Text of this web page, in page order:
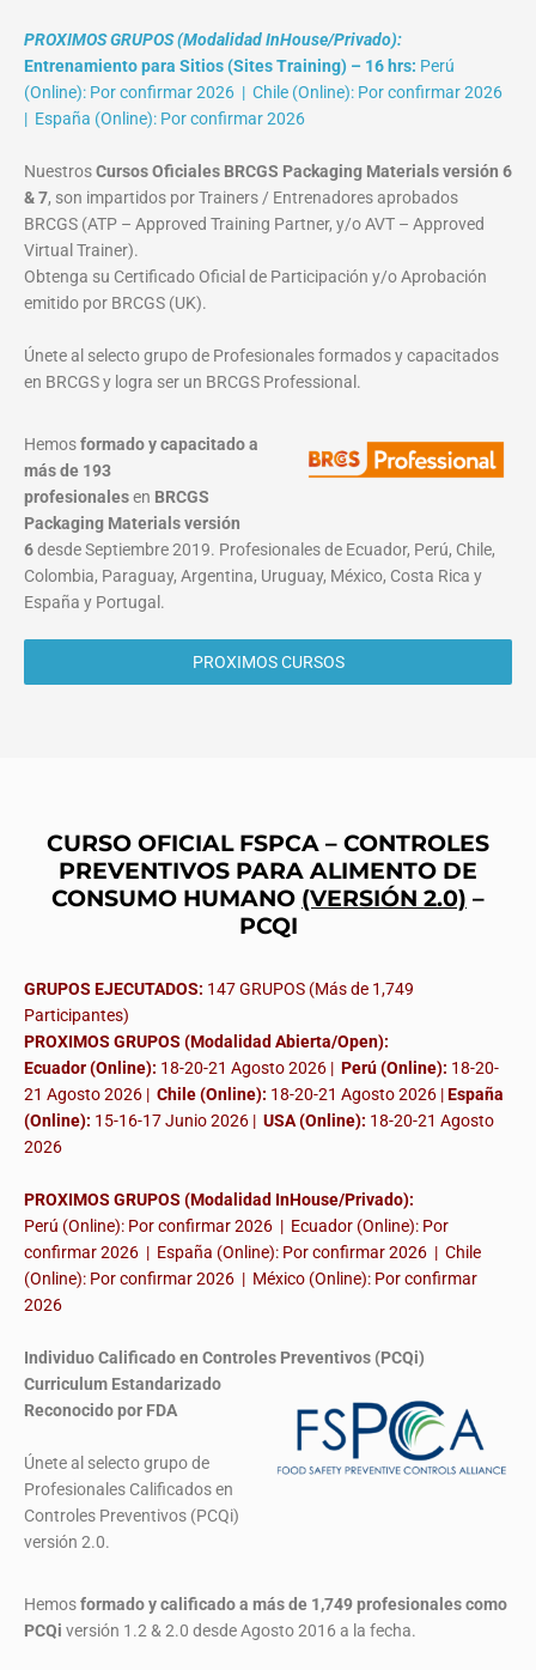
PROXIMOS GRUPOS (Modalidad InHouse/Privado):
Entrenamiento para Sitios (Sites Training) – 16 hrs: Perú
(Online): Por confirmar 2026 | Chile (Online): Por confirmar 2026
| España (Online): Por confirmar 2026
NuestrosCursos Oficiales BRCGS Packaging Materials versión 6
& 7, son impartidos por Trainers / Entrenadores aprobados
BRCGS (ATP – Approved Training Partner, y/o AVT – Approved
Virtual Trainer).
Obtenga su Certificado Oficial de Participación y/o Aprobación
emitido por BRCGS (UK).
Únete al selecto grupo de Profesionales formados y capacitados
en BRCGS y logra ser un BRCGS Professional.
Hemosformado y capacitado a
más de 193
profesionalesen BRCGS
Packaging Materialsversión
6desde Septiembre 2019. Profesionales de Ecuador, Perú, Chile,
Colombia, Paraguay, Argentina, Uruguay, México, Costa Rica y
España y Portugal.
PROXIMOS CURSOS
CURSO OFICIAL FSPCA – CONTROLES
PREVENTIVOS PARA ALIMENTO DE
CONSUMO HUMANO (VERSIÓN 2.0) –
PCQI
GRUPOS EJECUTADOS: 147 GRUPOS (Más de 1,749
Participantes)
PROXIMOS GRUPOS (Modalidad Abierta/Open):
Ecuador (Online): 18-20-21 Agosto 2026 | Perú (Online): 18-20-
21 Agosto 2026 | Chile (Online): 18-20-21 Agosto 2026 |España
(Online): 15-16-17 Junio 2026 | USA (Online): 18-20-21 Agosto
2026
PROXIMOS GRUPOS (Modalidad InHouse/Privado):
Perú (Online): Por confirmar 2026 | Ecuador (Online): Por
confirmar 2026 | España (Online): Por confirmar 2026 | Chile
(Online): Por confirmar 2026 | México (Online): Por confirmar
2026
Individuo Calificado en Controles Preventivos (PCQi)
Curriculum Estandarizado
Reconocido por FDA
Únete al selecto grupo de
Profesionales Calificados en
Controles Preventivos (PCQi)
versión 2.0.
Hemosformado y calificado a más de 1,749 profesionalescomo
PCQi versión 1.2 & 2.0 desde Agosto 2016 a la fecha.